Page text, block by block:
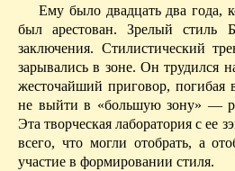
Ему было двадцать два года,
был арестован. Зрелый стиль
заключения. Стилистический
зарывались в зоне. Он трудился
жесточайший приговор, погибая
не выйти в «большую зону» —
Эта творческая лаборатория с ее
всего, что могли отобрать, а
участие в формировании стиля.